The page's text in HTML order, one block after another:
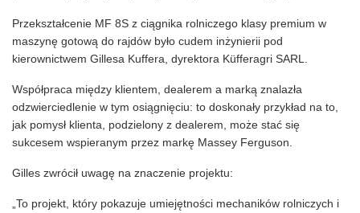
Przekształcenie MF 8S z ciągnika rolniczego klasy premium w
maszynę gotową do rajdów było cudem inżynierii pod
kierownictwem Gillesa Kuffera, dyrektora Küfferagri SARL.
Współpraca między klientem, dealerem a marką znalazła
odzwierciedlenie w tym osiągnięciu: to doskonały przykład na to,
jak pomysł klienta, podzielony z dealerem, może stać się
sukcesem wspieranym przez markę Massey Ferguson.
Gilles zwrócił uwagę na znaczenie projektu:
„To projekt, który pokazuje umiejętności mechaników rolniczych i